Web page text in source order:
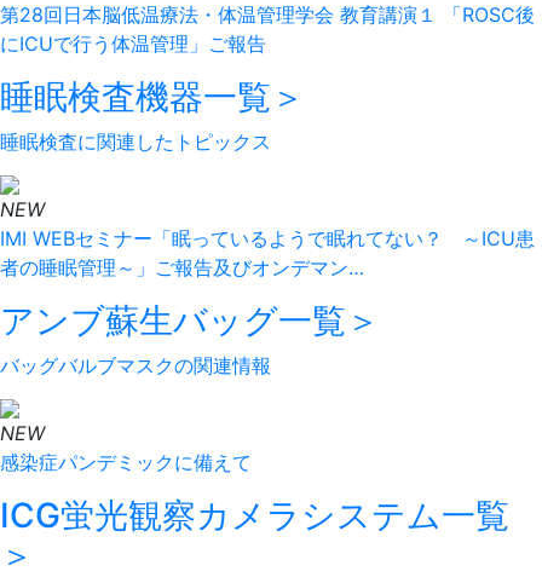
第28回日本脳低温療法・体温管理学会 教育講演１ 「ROSC後
にICUで行う体温管理」ご報告
睡眠検査機器一覧＞
睡眠検査に関連したトピックス
NEW
IMI WEBセミナー「眠っているようで眠れてない？ ～ICU患
者の睡眠管理～」ご報告及びオンデマン…
アンブ蘇生バッグ一覧＞
バッグバルブマスクの関連情報
NEW
感染症パンデミックに備えて
ICG蛍光観察カメラシステム一覧
＞